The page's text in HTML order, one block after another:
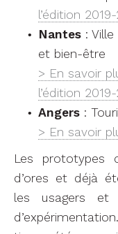
l’édition
Nantes :
et bien-être
> En savoir
l’édition
Angers :
> En savoir
Les prototypes
d’ores et déjà
les usagers et